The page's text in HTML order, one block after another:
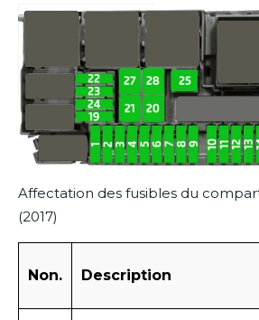
Affectation des fusibles du
(2017)
Non. Description